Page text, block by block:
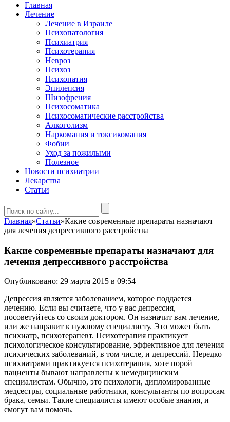
Главная
Лечение
Лечение в Израиле
Психопатология
Психиатрия
Психотерапия
Невроз
Психоз
Психопатия
Эпилепсия
Шизофрения
Психосоматика
Психосоматические расстройства
Алкоголизм
Наркомания и токсикомания
Фобии
Уход за пожилыми
Полезное
Новости психиатрии
Лекарства
Статьи
Главная»Статьи»Какие современные препараты назначают
для лечения депрессивного расстройства
Какие современные препараты назначают для
лечения депрессивного расстройства
Опубликовано: 29 марта 2015 в 09:54
Депрессия является заболеванием, которое поддается
лечению. Если вы считаете, что у вас депрессия,
посоветуйтесь со своим доктором. Он назначит вам лечение,
или же направит к нужному специалисту. Это может быть
психиатр, психотерапевт. Психотерапия практикует
психологическое консультирование, эффективное для лечения
психических заболеваний, в том числе, и депрессий. Нередко
психиатрами практикуется психотерапия, хоте порой
пациенты бывают направлены к немедицинским
специалистам. Обычно, это психологи, дипломированные
медсестры, социальные работники, консультанты по вопросам
брака, семьи. Такие специалисты имеют особые знания, и
смогут вам помочь.